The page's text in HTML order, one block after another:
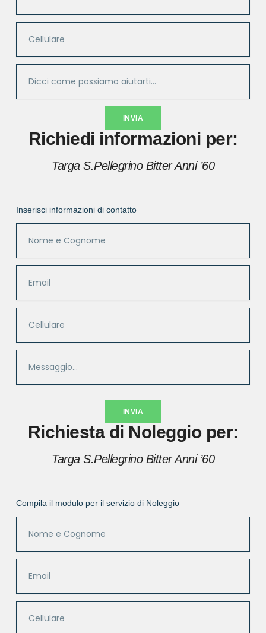
INVIA
Richiedi informazioni per:
Targa S.Pellegrino Bitter Anni ’60
Inserisci informazioni di contatto
INVIA
Richiesta di Noleggio per:
Targa S.Pellegrino Bitter Anni ’60
Compila il modulo per il servizio di Noleggio